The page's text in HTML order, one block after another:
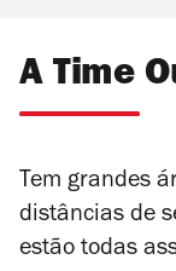
A Time
Tem grandes
distâncias de
estão todas